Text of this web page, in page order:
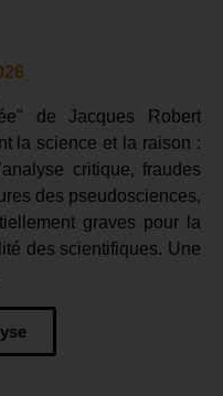
de Jacques Robert
la science et la raison :
critique, fraudes
des pseudosciences,
graves pour la
des scientifiques. Une